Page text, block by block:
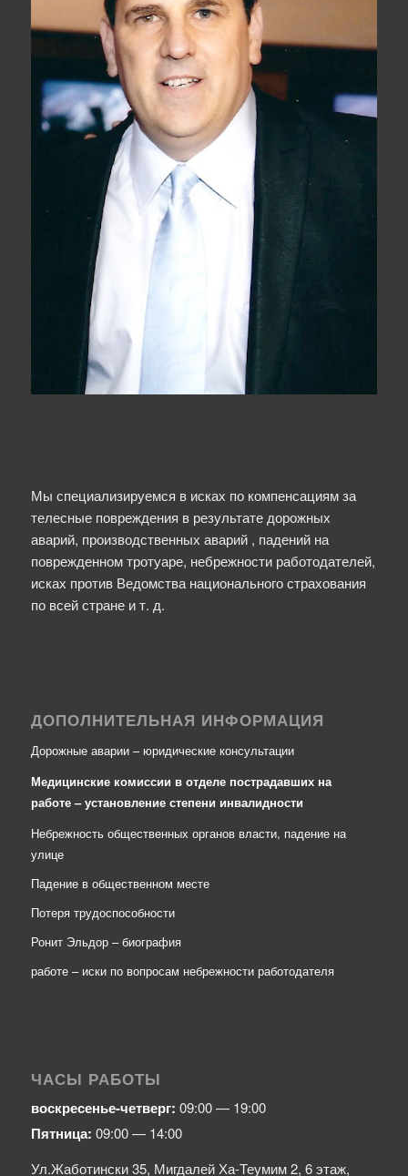
Мы специализируемся в исках по компенсациям за
телесные повреждения в результате дорожных
аварий, производственных аварий , падений на
поврежденном тротуаре, небрежности работодателей,
исках против Ведомства национального страхования
по всей стране и т. д.
ДОПОЛНИТЕЛЬНАЯ ИНФОРМАЦИЯ
Дорожные аварии – юридические консультации
Медицинские комиссии в отделе пострадавших на
работе – установление степени инвалидности
Небрежность общественных органов власти, падение на
улице
Падение в общественном месте
Потеря трудоспособности
Ронит Эльдор – биография
работе – иски по вопросам небрежности работодателя
ЧАСЫ РАБОТЫ
воскресенье-четверг: 09:00 — 19:00
Пятница: 09:00 — 14:00
Ул.Жаботински 35, Мигдалей Ха-Теумим 2, 6 этаж,